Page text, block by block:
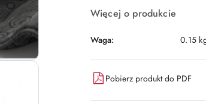
Więcej o produkcie
Waga: 0.15
Pobierz produkt do PDF